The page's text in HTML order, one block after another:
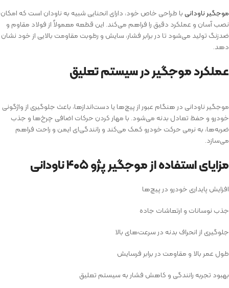
موجگیر ناودانیبا طراحی خاص خود، دارای انحنایی شبیه به ناودان است که امکان
نصب آسان و عملکرد دقیق را فراهم می‌کند. این قطعه معمولاً از فولاد مقاوم و
ضدزنگ تولید می‌شود تا در برابر فشار، سایش و رطوبت مقاومت بالایی از خود نشان
دهد.
عملکرد موجگیر در سیستم تعلیق
موجگیر ناودانی در هنگام عبور از پیچ‌ها یا دست‌اندازها، باعث جلوگیری از واژگونی
خودرو و حفظ تعادل بدنه می‌شود. با مهار کردن حرکات اضافی چرخ‌ها و جذب
ضربه‌ها، به نرمی حرکت خودرو کمک می‌کند و رانندگی‌ای ایمن و راحت فراهم
می‌سازد.
مزایای استفاده از موجگیر پژو ۴۰۵ ناودانی
افزایش پایداری خودرو در پیچ‌ها
جذب نوسانات و ارتعاشات جاده
جلوگیری از انحراف بدنه در سرعت‌های بالا
طول عمر بالا و مقاومت در برابر فرسایش
بهبود تجربه رانندگی و کاهش فشار به سیستم تعلیق